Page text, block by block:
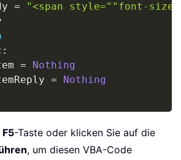
=
"<span style=""font-size
:
=
Nothing
=
Nothing
F5-Taste oder klicken Sie auf die
, um diesen VBA-Code